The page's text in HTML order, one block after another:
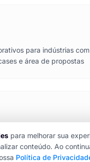
para indústrias
e área de propostas
pagamento digital e
e região
para melhorar sua
conteúdo. Ao
Política de